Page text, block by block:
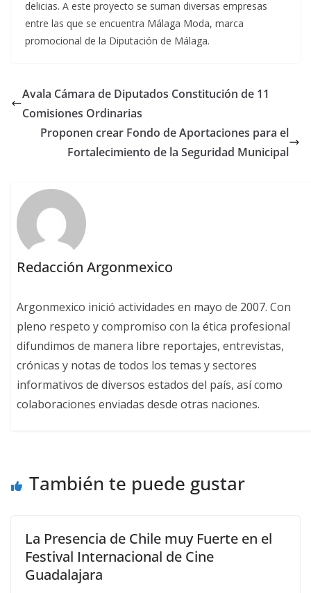
delicias. A este proyecto se suman diversas empresas
entre las que se encuentra Málaga Moda, marca
promocional de la Diputación de Málaga.
Avala Cámara de Diputados Constitución de 11
Comisiones Ordinarias
Proponen crear Fondo de Aportaciones para el
Fortalecimiento de la Seguridad Municipal
Redacción Argonmexico
Argonmexico inició actividades en mayo de 2007. Con
pleno respeto y compromiso con la ética profesional
difundimos de manera libre reportajes, entrevistas,
crónicas y notas de todos los temas y sectores
informativos de diversos estados del país, así como
colaboraciones enviadas desde otras naciones.
También te puede gustar
La Presencia de Chile muy Fuerte en el
Festival Internacional de Cine
Guadalajara